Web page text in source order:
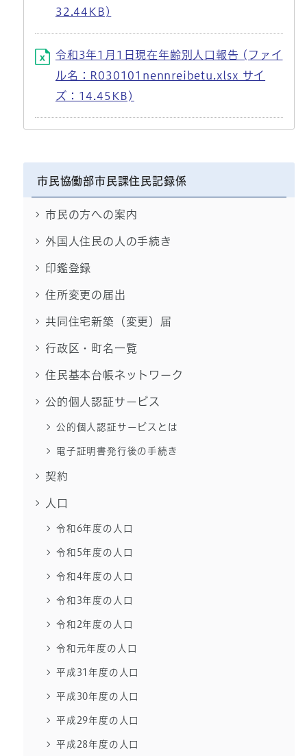
32.44KB)
令和3年1月1日現在年齢別人口報告 (ファイ
ル名：R030101nennreibetu.xlsx サイ
ズ：14.45KB)
市民協働部市民課住民記録係
市民の方への案内
外国人住民の人の手続き
印鑑登録
住所変更の届出
共同住宅新築（変更）届
行政区・町名一覧
住民基本台帳ネットワーク
公的個人認証サービス
公的個人認証サービスとは
電子証明書発行後の手続き
契約
人口
令和6年度の人口
令和5年度の人口
令和4年度の人口
令和3年度の人口
令和2年度の人口
令和元年度の人口
平成31年度の人口
平成30年度の人口
平成29年度の人口
平成28年度の人口